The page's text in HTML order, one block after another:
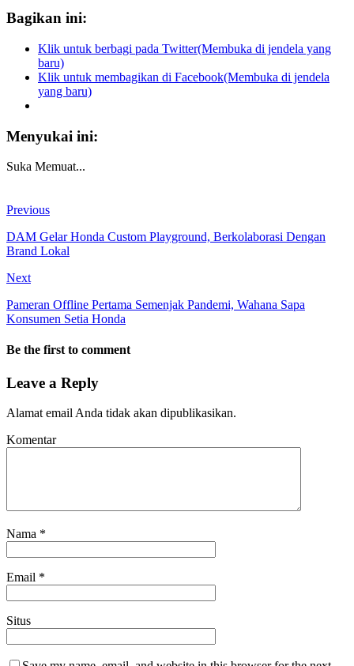
Bagikan ini:
Klik untuk berbagi pada Twitter(Membuka di jendela yang
baru)
Klik untuk membagikan di Facebook(Membuka di jendela
yang baru)
Menyukai ini:
Suka Memuat...
Previous
DAM Gelar Honda Custom Playground, Berkolaborasi Dengan
Brand Lokal
Next
Pameran Offline Pertama Semenjak Pandemi, Wahana Sapa
Konsumen Setia Honda
Be the first to comment
Leave a Reply
Alamat email Anda tidak akan dipublikasikan.
Komentar
Nama *
Email *
Situs